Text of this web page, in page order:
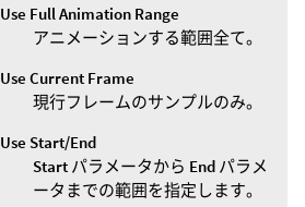
Use Full Animation Range
アニメーションする範囲全て。
Use Current Frame
現行フレームのサンプルのみ。
Use Start/End
Start パラメータから End パラメ
ータまでの範囲を指定します。